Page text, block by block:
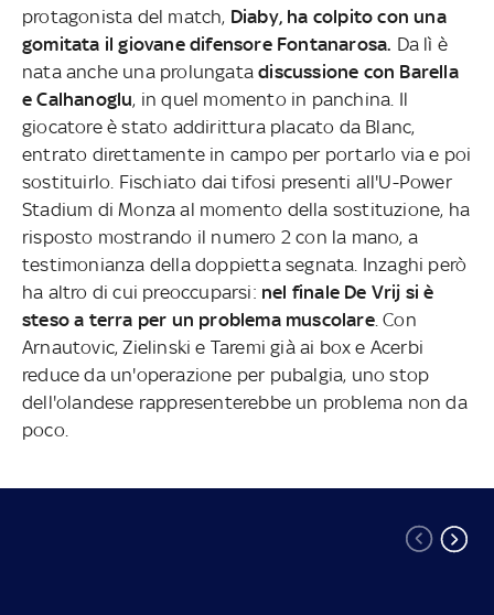
protagonista del match, Diaby, ha colpito con una
gomitata il giovane difensore Fontanarosa. Da lì è
nata anche una prolungata discussione con Barella
e Calhanoglu, in quel momento in panchina. Il
giocatore è stato addirittura placato da Blanc,
entrato direttamente in campo per portarlo via e poi
sostituirlo. Fischiato dai tifosi presenti all'U-Power
Stadium di Monza al momento della sostituzione, ha
risposto mostrando il numero 2 con la mano, a
testimonianza della doppietta segnata. Inzaghi però
ha altro di cui preoccuparsi: nel finale De Vrij si è
steso a terra per un problema muscolare. Con
Arnautovic, Zielinski e Taremi già ai box e Acerbi
reduce da un'operazione per pubalgia, uno stop
dell'olandese rappresenterebbe un problema non da
poco.